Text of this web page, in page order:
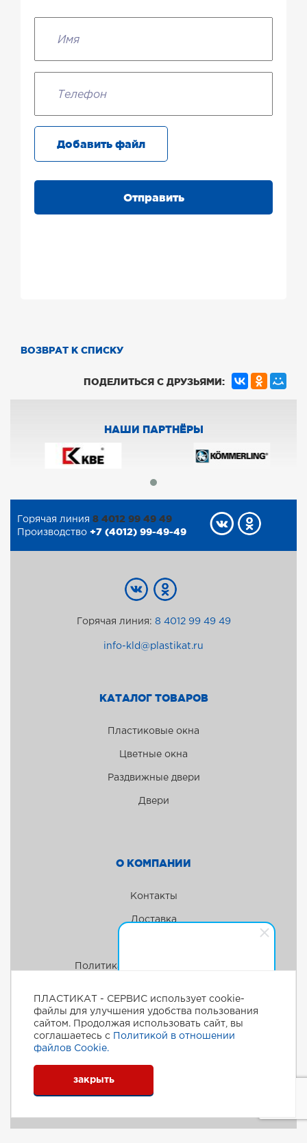
Здравствуйте! Готова помочь
вам. Напишите мне, если у
вас появятся вопросы.
Добавить файл
Отправить
ВОЗВРАТ К СПИСКУ
ПОДЕЛИТЬСЯ С ДРУЗЬЯМИ:
НАШИ ПАРТНЁРЫ
Горячая линия 8 4012 99 49 49
Производство +7 (4012) 99-49-49
Пластикат-сервис © 2026
ООО Инфотех (Westpower)
О КОМПАНИИ
Контакты
Доставка
Политика конфиденциальности
КАТАЛОГ ТОВАРОВ
Пластиковые окна
Цветные окна
Раздвижные двери
Двери
Горячая линия: 8 4012 99 49 49
info-kld@plastikat.ru
ПЛАСТИКАТ - СЕРВИС использует cookie-
файлы для улучшения удобства пользования
сайтом. Продолжая использовать сайт, вы
соглашаетесь с
Политикой в отношении
файлов Сookie.
закрыть